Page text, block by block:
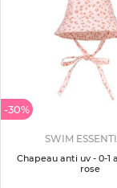
-30%
SWIM
Chapeau anti uv - 0-1
rose